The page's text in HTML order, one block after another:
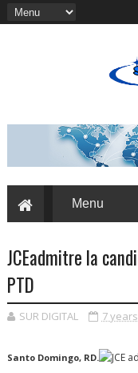
JCEadmitre la
PTD
SUR DIGITAL 7
Santo Domingo, RD.